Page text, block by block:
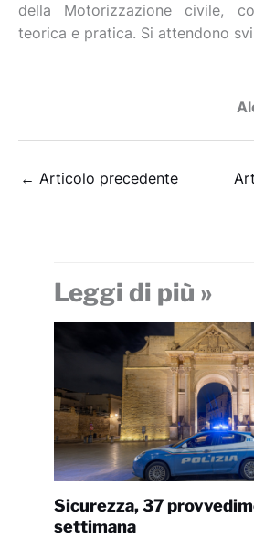
della Motorizzazione civile,
teorica e pratica. Si attendono
← Articolo precedente
Leggi di più »
Sicurezza, 37
settimana